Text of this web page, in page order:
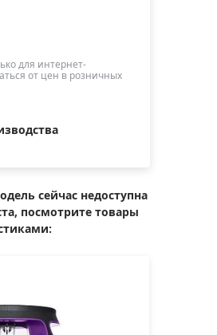
воды
для интернет-
от цен в розничных
сейчас недоступна
посмотрите товары